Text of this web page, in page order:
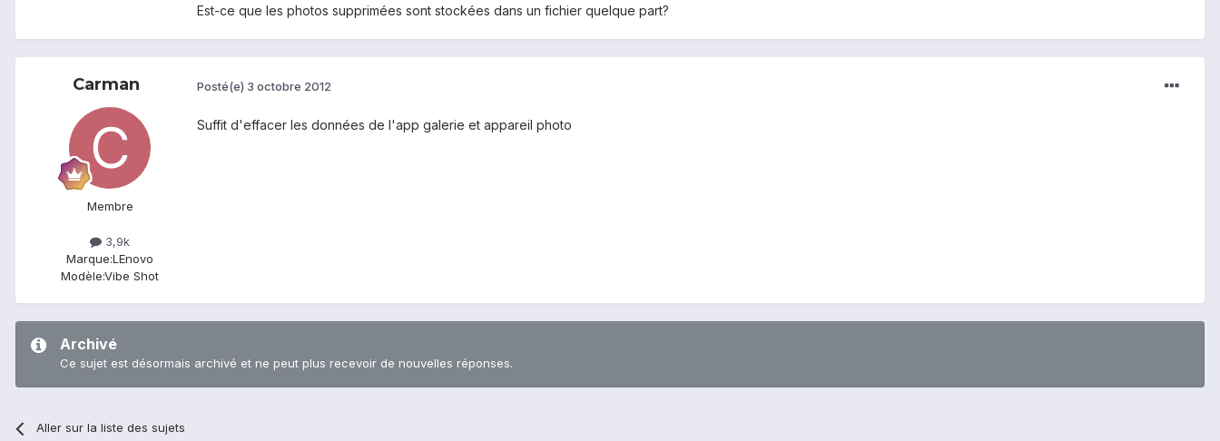
Est-ce que les photos supprimées sont stockées dans un fichier quelque part?
Carman
Membre
3,9k
Marque:LEnovo
Modèle:Vibe Shot
Posté(e) 3 octobre 2012
Suffit d'effacer les données de l'app galerie et appareil photo
Archivé
Ce sujet est désormais archivé et ne peut plus recevoir de nouvelles réponses.
Aller sur la liste des sujets